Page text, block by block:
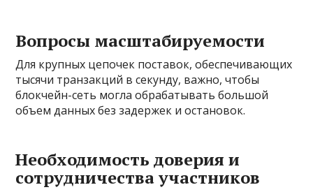
Вопросы масштабируемости
Для крупных цепочек поставок, обеспечивающих
тысячи транзакций в секунду, важно, чтобы
блокчейн-сеть могла обрабатывать большой
объем данных без задержек и остановок.
Необходимость доверия и
сотрудничества участников